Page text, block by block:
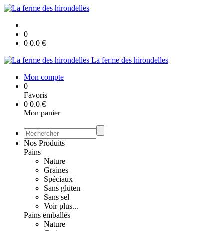
0
0 0.0 €
La ferme des hirondelles
Mon compte
0
Favoris
0 0.0 €
Mon panier
Nos Produits
Pains
Nature
Graines
Spéciaux
Sans gluten
Sans sel
Voir plus...
Pains emballés
Nature